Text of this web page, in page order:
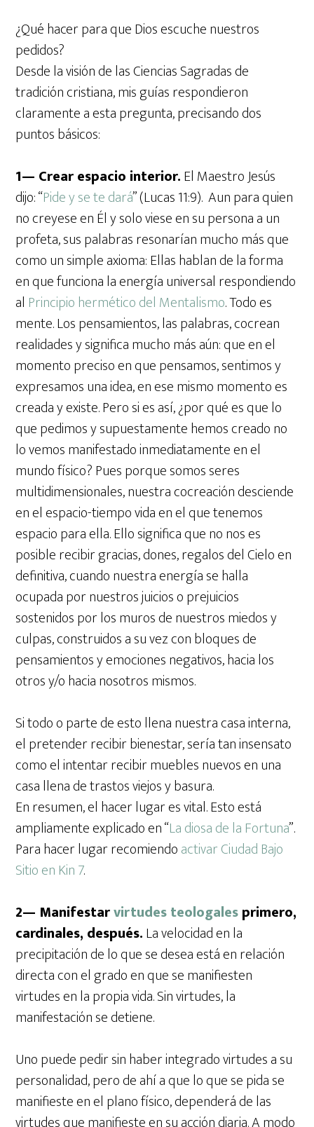
¿Qué hacer para que Dios escuche nuestros
pedidos?
Desde la visión de las Ciencias Sagradas de
tradición cristiana, mis guías respondieron
claramente a esta pregunta, precisando dos
puntos básicos:
1— Crear espacio interior.El Maestro Jesús
dijo: “Pide y se te dará” (Lucas 11:9). Aun para quien
no creyese en Él y solo viese en su persona a un
profeta, sus palabras resonarían mucho más que
como un simple axioma: Ellas hablan de la forma
en que funciona la energía universal respondiendo
al Principio hermético del Mentalismo. Todo es
mente. Los pensamientos, las palabras, cocrean
realidades y significa mucho más aún: que en el
momento preciso en que pensamos, sentimos y
expresamos una idea, en ese mismo momento es
creada y existe. Pero si es así, ¿por qué es que lo
que pedimos y supuestamente hemos creado no
lo vemos manifestado inmediatamente en el
mundo físico? Pues porque somos seres
multidimensionales, nuestra cocreación desciende
en el espacio-tiempo vida en el que tenemos
espacio para ella. Ello significa que no nos es
posible recibir gracias, dones, regalos del Cielo en
definitiva, cuando nuestra energía se halla
ocupada por nuestros juicios o prejuicios
sostenidos por los muros de nuestros miedos y
culpas, construidos a su vez con bloques de
pensamientos y emociones negativos, hacia los
otros y/o hacia nosotros mismos.
Si todo o parte de esto llena nuestra casa interna,
el pretender recibir bienestar, sería tan insensato
como el intentar recibir muebles nuevos en una
casa llena de trastos viejos y basura.
En resumen, el hacer lugar es vital. Esto está
ampliamente explicado en “La diosa de la Fortuna”.
Para hacer lugar recomiendoactivar Ciudad Bajo
Sitio en Kin 7.
2— Manifestarvirtudes teologalesprimero,
cardinales, después.La velocidad en la
precipitación de lo que se desea está en relación
directa con el grado en que se manifiesten
virtudes en la propia vida. Sin virtudes, la
manifestación se detiene.
Uno puede pedir sin haber integrado virtudes a su
personalidad, pero de ahí a que lo que se pida se
manifieste en el plano físico, dependerá de las